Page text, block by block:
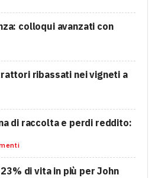
colloqui avanzati con
ribassati nei vigneti a
di raccolta e perdi reddito:
di vita in più per John